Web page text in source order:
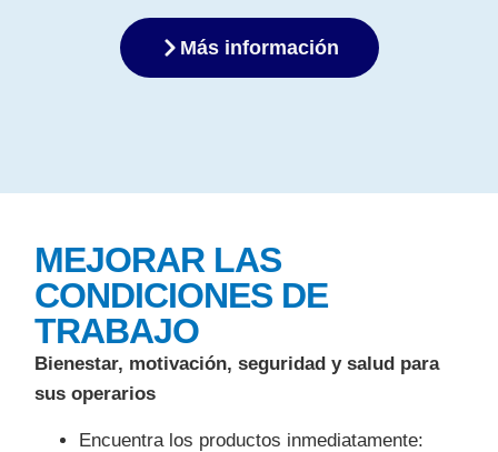
Más información
MEJORAR LAS
CONDICIONES DE
TRABAJO
Bienestar, motivación, seguridad y salud para
sus operarios
Encuentra los productos inmediatamente: